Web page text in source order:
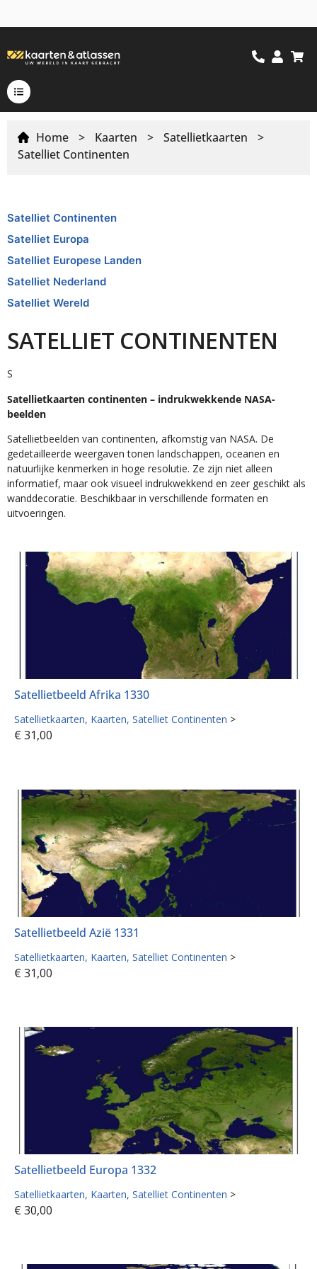
Home > Kaarten > Satellietkaarten
>
Satelliet Continenten
Satelliet Continenten
Satelliet Europa
Satelliet Europese Landen
Satelliet Nederland
Satelliet Wereld
SATELLIET CONTINENTEN
S
Satellietkaarten continenten – indrukwekkende NASA-
beelden
Satellietbeelden van continenten, afkomstig van NASA. De
gedetailleerde weergaven tonen landschappen, oceanen en
natuurlijke kenmerken in hoge resolutie. Ze zijn niet alleen
informatief, maar ook visueel indrukwekkend en zeer geschikt als
wanddecoratie. Beschikbaar in verschillende formaten en
uitvoeringen.
Satellietbeeld Afrika 1330
Satellietkaarten Kaarten Satelliet Continenten >
€ 31,00
Satellietbeeld Azië 1331
Satellietkaarten Kaarten Satelliet Continenten >
€ 31,00
Satellietbeeld Europa 1332
Satellietkaarten Kaarten Satelliet Continenten >
€ 30,00